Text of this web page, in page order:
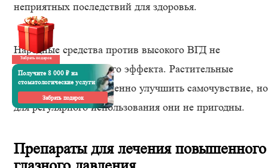
неприятных последствий для здоровья.
Народные средства против высокого ВГД не
оказывают ожидаемого эффекта. Растительные
примочки могут временно улучшить самочувствие, но
для регулярного использования они не пригодны.
Препараты для лечения повышенного
Забрать подарок
Получите 8 000 ₽ на
стоматологические услуги
Забрать подарок